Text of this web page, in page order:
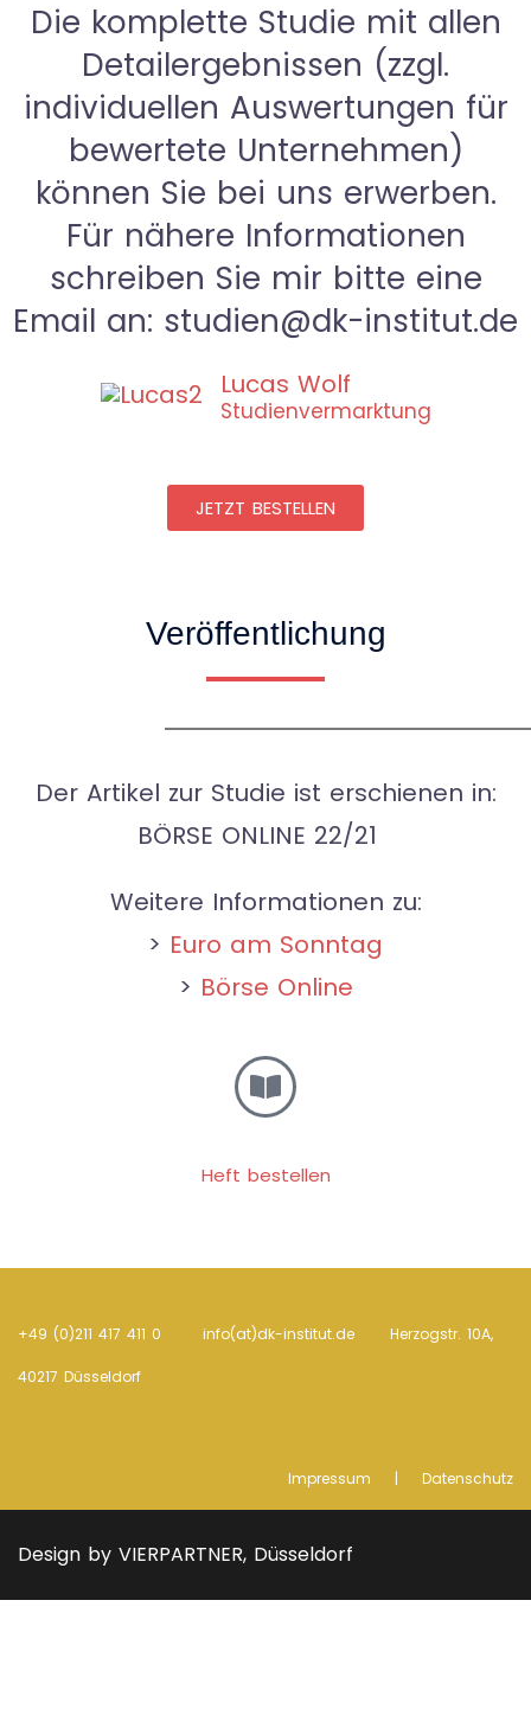
Die komplette Studie mit allen
Detailergebnissen (zzgl.
individuellen Auswertungen für
bewertete Unternehmen)
können Sie bei uns erwerben.
Für nähere Informationen
schreiben Sie mir bitte eine
Email an: studien@dk-institut.de
Lucas Wolf
Studienvermarktung
JETZT BESTELLEN
Veröffentlichung
Der Artikel zur Studie ist erschienen in:
BÖRSE ONLINE 22/21
Weitere Informationen zu:
> Euro am Sonntag
> Börse Online
Heft bestellen
+49 (0)211 417 411 0 info(at)dk-institut.de Her­zogstr. 10A,
40217 Düsseldorf
Impressum | Datenschutz
Design by VIERPARTNER, Düsseldorf